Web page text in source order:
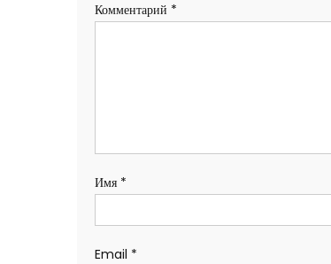
Комментарий *
Имя *
Email *